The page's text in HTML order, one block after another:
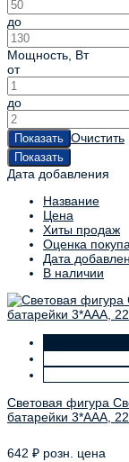
до
Мощность Вт
от
до
Очистить
Дата добавления
Название
Цена
Хиты продаж
Оценка
Дата
В наличии
Световая фигура
батарейки 3*ААА,
642 ₽ розн. цена